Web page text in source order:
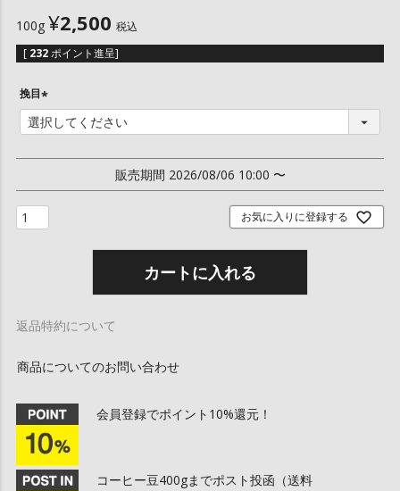
100g ¥2,500 税込
[ 232ポイント進呈]
挽目
(
必
)
販売期間 2026/08/06 10:00 〜
お気に入りに登録する
カートに入れる
返品特約について
商品についてのお問い合わせ
会員登録でポイント10%還元！
コーヒー豆400gまでポスト投函（送料